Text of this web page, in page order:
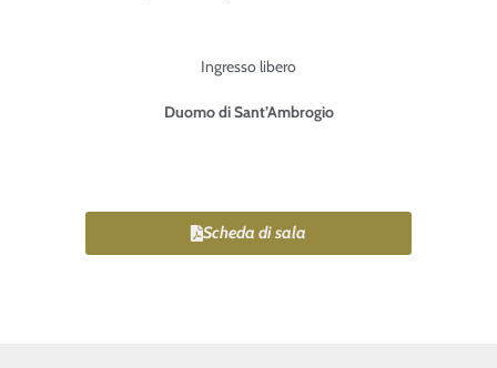
Ingresso libero
Duomo di Sant’Ambrogio
Scheda di sala